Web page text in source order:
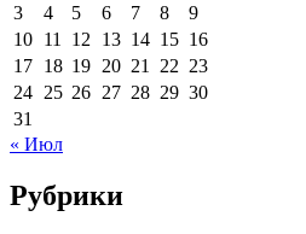
3
4 5 6 7 8
9
10 11 12 13 14 15 16
17 18 19 20 21 22 23
24 25 26 27 28 29 30
31
« Июл
Рубрики